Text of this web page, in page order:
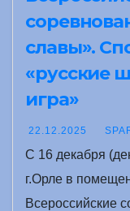
славы».
«русские
игра»
22.12.2025
С 16 декабря
г.Орле в
Всероссийские